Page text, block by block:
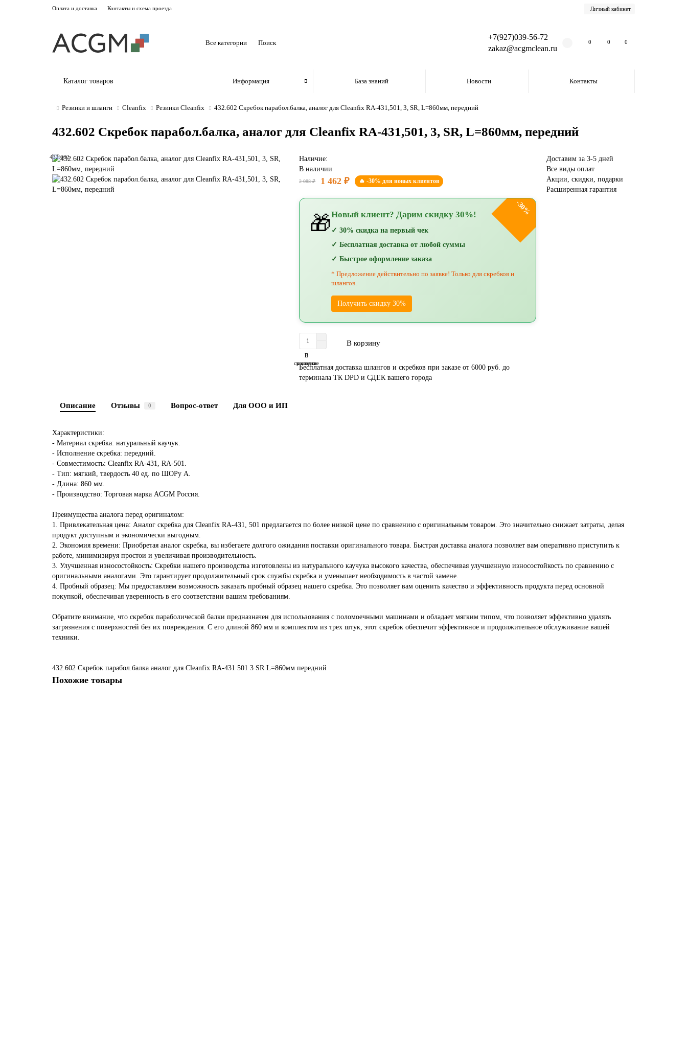
Оплата и доставка Контакты и схема проезда Личный кабинет
Все категории
+7(927)039-56-72
zakaz@acgmclean.ru
0 0 0
Каталог товаров Информация База знаний Новости Контакты
Резинки и шланги Cleanfix Резинки Cleanfix 432.602 Скребок парабол.балка, аналог для Cleanfix RA-431,501, 3, SR, L=860мм, передний
432.602 Скребок парабол.балка, аналог для Cleanfix RA-431,501, 3, SR, L=860мм, передний
432.602
Наличие:
В наличии
2 088 ₽ 1 462 ₽ 🔥 -30% для новых клиентов
-30%
🎁Новый клиент? Дарим скидку 30%!
✓ 30% скидка на первый чек
✓ Бесплатная доставка от любой суммы
✓ Быстрое оформление заказа
* Предложение действительно по заявке! Только для скребков и
шлангов.
Получить скидку 30%
В корзину
В
закладки
В
сравнение
Бесплатная доставка шлангов и скребков при заказе от 6000 руб. до
терминала ТК DPD и СДЕК вашего города
Доставим за 3-5 дней
Все виды оплат
Акции, скидки, подарки
Расширенная гарантия
Описание Отзывы 0 Вопрос-ответ Для ООО и ИП
Характеристики:
- Материал скребка: натуральный каучук.
- Исполнение скребка: передний.
- Совместимость: Cleanfix RA-431, RA-501.
- Тип: мягкий, твердость 40 ед. по ШОРу А.
- Длина: 860 мм.
- Производство: Торговая марка ACGM Россия.
Преимущества аналога перед оригиналом:
1. Привлекательная цена: Аналог скребка для Cleanfix RA-431, 501 предлагается по более низкой цене по сравнению с оригинальным товаром. Это значительно снижает затраты, делая
продукт доступным и экономически выгодным.
2. Экономия времени: Приобретая аналог скребка, вы избегаете долгого ожидания поставки оригинального товара. Быстрая доставка аналога позволяет вам оперативно приступить к
работе, минимизируя простои и увеличивая производительность.
3. Улучшенная износостойкость: Скребки нашего производства изготовлены из натурального каучука высокого качества, обеспечивая улучшенную износостойкость по сравнению с
оригинальными аналогами. Это гарантирует продолжительный срок службы скребка и уменьшает необходимость в частой замене.
4. Пробный образец: Мы предоставляем возможность заказать пробный образец нашего скребка. Это позволяет вам оценить качество и эффективность продукта перед основной
покупкой, обеспечивая уверенность в его соответствии вашим требованиям.
Обратите внимание, что скребок параболической балки предназначен для использования с поломоечными машинами и обладает мягким типом, что позволяет эффективно удалять
загрязнения с поверхностей без их повреждения. С его длиной 860 мм и комплектом из трех штук, этот скребок обеспечит эффективное и продолжительное обслуживание вашей
техники.
432.602 Скребок парабол.балка аналог для Cleanfix RA-431 501 3 SR L=860мм передний
Похожие товары